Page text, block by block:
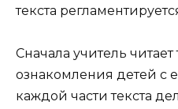
текста
Сначала учитель читает
ознакомления детей с
каждой части текста